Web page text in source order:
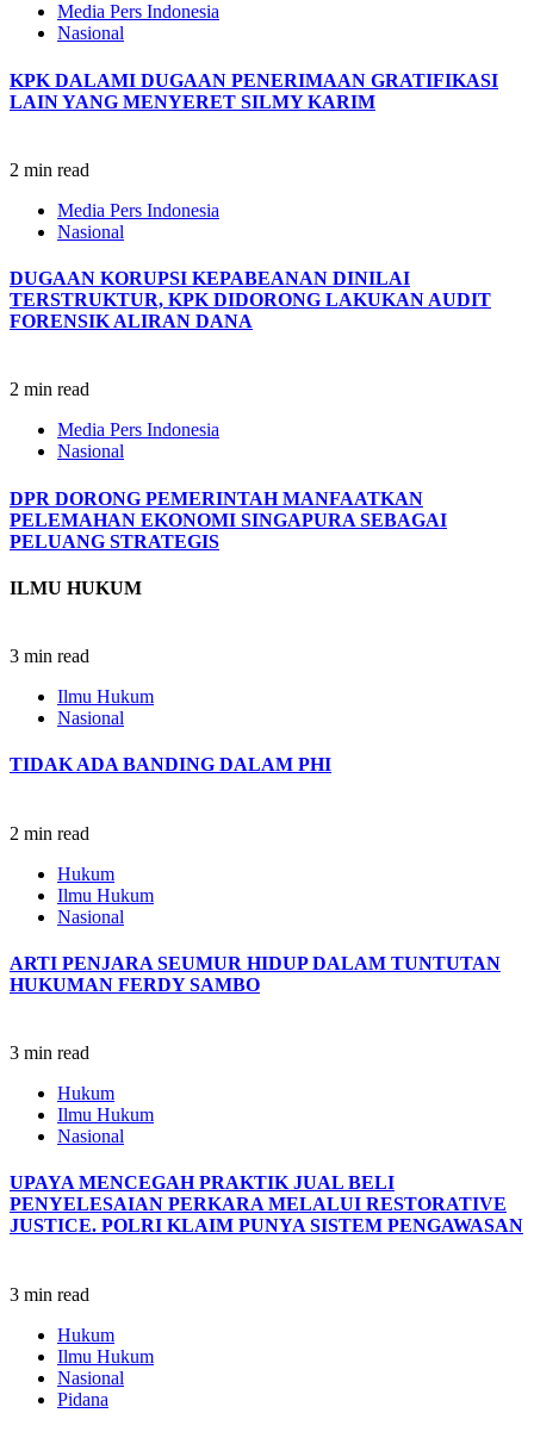
Media Pers Indonesia
Nasional
KPK DALAMI DUGAAN PENERIMAAN GRATIFIKASI
LAIN YANG MENYERET SILMY KARIM
2 min read
Media Pers Indonesia
Nasional
DUGAAN KORUPSI KEPABEANAN DINILAI
TERSTRUKTUR, KPK DIDORONG LAKUKAN AUDIT
FORENSIK ALIRAN DANA
2 min read
Media Pers Indonesia
Nasional
DPR DORONG PEMERINTAH MANFAATKAN
PELEMAHAN EKONOMI SINGAPURA SEBAGAI
PELUANG STRATEGIS
ILMU HUKUM
3 min read
Ilmu Hukum
Nasional
TIDAK ADA BANDING DALAM PHI
2 min read
Hukum
Ilmu Hukum
Nasional
ARTI PENJARA SEUMUR HIDUP DALAM TUNTUTAN
HUKUMAN FERDY SAMBO
3 min read
Hukum
Ilmu Hukum
Nasional
UPAYA MENCEGAH PRAKTIK JUAL BELI
PENYELESAIAN PERKARA MELALUI RESTORATIVE
JUSTICE. POLRI KLAIM PUNYA SISTEM PENGAWASAN
3 min read
Hukum
Ilmu Hukum
Nasional
Pidana